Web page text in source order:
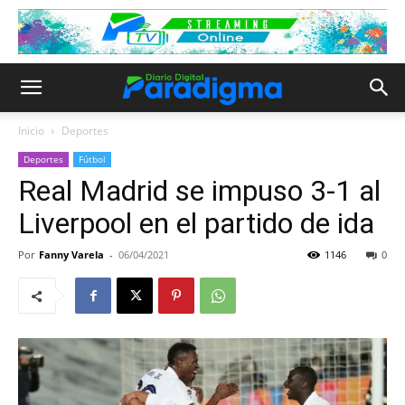
Inicio Deportes
Deportes Fútbol
Real Madrid se impuso 3-1 al
Liverpool en el partido de ida
Por Fanny Varela - 06/04/2021 0
1146